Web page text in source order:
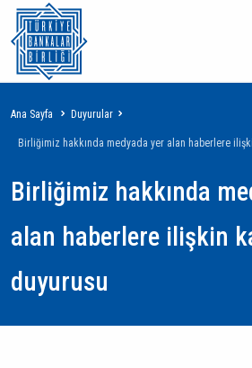
Sayfa
yolu
Ana Sayfa Duyurular
Birliğimiz hakkında medyada yer alan haberlere
Birliğimiz hakkında
alan haberlere ilişkin
duyurusu